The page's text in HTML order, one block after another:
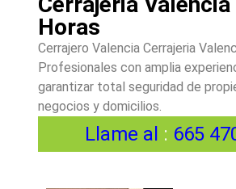
Horas
Cerrajero Valencia Cerrajeria
Profesionales con amplia
garantizar total seguridad de
negocios y domicilios.
Llame al : 665